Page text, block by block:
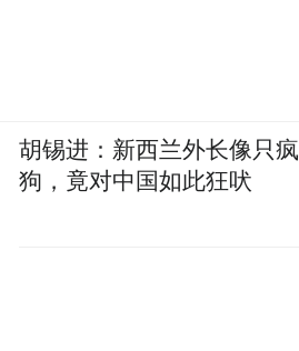
胡锡进：新西兰外长像只疯
狗，竟对中国如此狂吠